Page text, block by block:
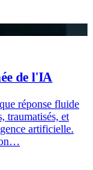
de l'IA
réponse fluide
traumatisés, et
artificielle.